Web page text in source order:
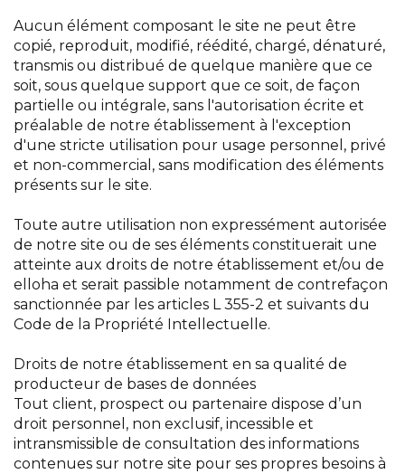
Aucun élément composant le site ne peut être
copié, reproduit, modifié, réédité, chargé, dénaturé,
transmis ou distribué de quelque manière que ce
soit, sous quelque support que ce soit, de façon
partielle ou intégrale, sans l'autorisation écrite et
préalable de notre établissement à l'exception
d'une stricte utilisation pour usage personnel, privé
et non-commercial, sans modification des éléments
présents sur le site.
Toute autre utilisation non expressément autorisée
de notre site ou de ses éléments constituerait une
atteinte aux droits de notre établissement et/ou de
elloha et serait passible notamment de contrefaçon
sanctionnée par les articles L 355-2 et suivants du
Code de la Propriété Intellectuelle.
Droits de notre établissement en sa qualité de
producteur de bases de données
Tout client, prospect ou partenaire dispose d’un
droit personnel, non exclusif, incessible et
intransmissible de consultation des informations
contenues sur notre site pour ses propres besoins à